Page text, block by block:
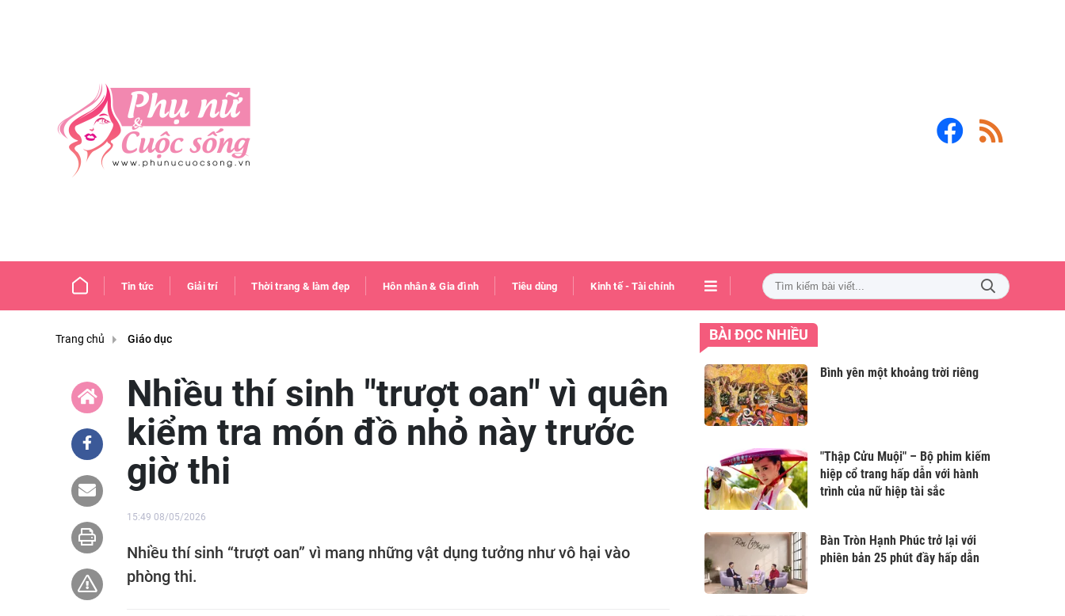
Tin tức Giải trí Thời trang & làm đẹp Hôn nhân & Gia đình Tiêu dùng Kinh tế - Tài chính
Trang chủ Giáo dục
Nhiều thí sinh "trượt oan" vì quên
kiểm tra món đồ nhỏ này trước
giờ thi
15:49 08/05/2026
Nhiều thí sinh “trượt oan” vì mang những vật dụng tưởng như vô hại vào
phòng thi.
BÀI ĐỌC NHIỀU
Bình yên một khoảng trời riêng
"Thập Cửu Muội" – Bộ phim kiếm
hiệp cổ trang hấp dẫn với hành
trình của nữ hiệp tài sắc
Bàn Tròn Hạnh Phúc trở lại với
phiên bản 25 phút đầy hấp dẫn